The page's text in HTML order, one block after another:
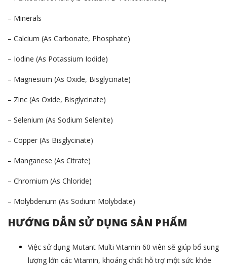
– Minerals
– Calcium (As Carbonate, Phosphate)
– Iodine (As Potassium Iodide)
– Magnesium (As Oxide, Bisglycinate)
– Zinc (As Oxide, Bisglycinate)
– Selenium (As Sodium Selenite)
– Copper (As Bisglycinate)
– Manganese (As Citrate)
– Chromium (As Chloride)
– Molybdenum (As Sodium Molybdate)
HƯỚNG DẪN SỬ DỤNG SẢN PHẨM
Việc sử dụng Mutant Multi Vitamin 60 viên sẽ giúp bổ sung
lượng lớn các Vitamin, khoáng chất hỗ trợ một sức khỏe